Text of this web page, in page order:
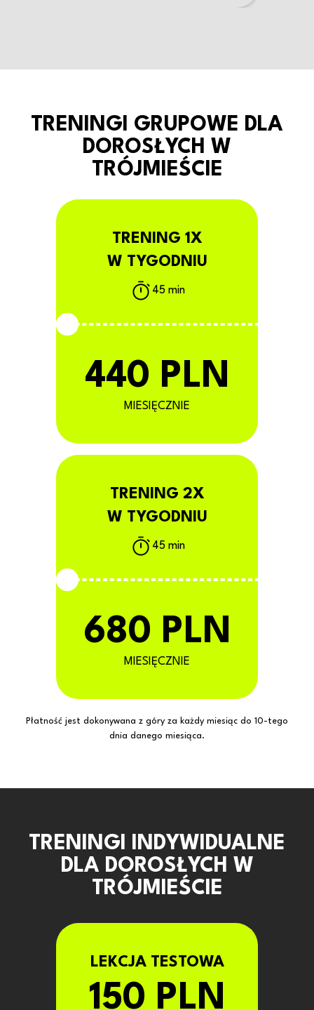
TRENINGI GRUPOWE DLA
DOROSŁYCH W
TRÓJMIEŚCIE
TRENING 1X
W TYGODNIU
45 min
440 PLN
MIESIĘCZNIE
TRENING 2X
W TYGODNIU
45 min
680 PLN
MIESIĘCZNIE
Płatność jest dokonywana z góry za każdy miesiąc do 10-tego
dnia danego miesiąca.
TRENINGI INDYWIDUALNE
DLA DOROSŁYCH W
TRÓJMIEŚCIE
LEKCJA TESTOWA
150 PLN